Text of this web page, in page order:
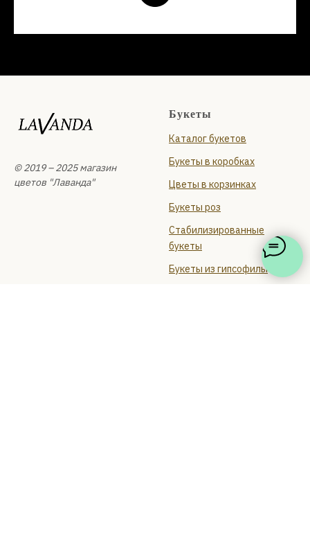
© 2019 – 2025 магазин
цветов "Лаванда"
Букеты
Каталог букетов
Букеты в коробках
Цветы в корзинках
Букеты роз
Стабилизированные
букеты
Букеты из гипсофилы